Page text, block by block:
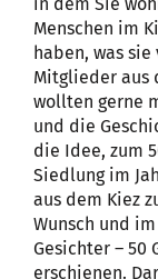
Menschen im
haben, was
Mitglieder aus
wollten gerne
und die
die Idee, zum
Siedlung im
aus dem Kiez
Wunsch und
Gesichter – 50
erschienen.